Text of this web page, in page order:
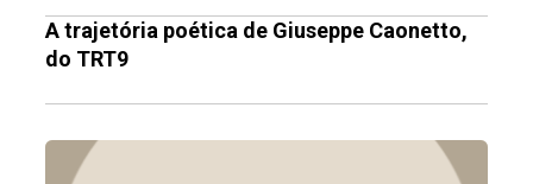
A trajetória poética de Giuseppe Caonetto,
do TRT9